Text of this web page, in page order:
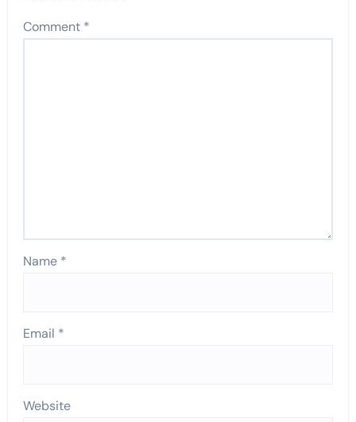
Comment *
Name *
Email *
Website